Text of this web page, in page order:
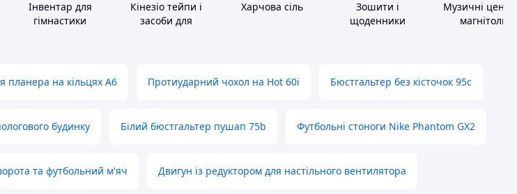
Інвентар для
гімнастики
Кінезіо тейпи і
засоби для
Харчова сіль
Зошити і
щоденники
Музичні
магнітоли
планера на кільцях А6 Протиударний чохол на Hot 60i Бюстгальтер без кісточок 95с
будинку Білий бюстгальтер пушап 75b Футбольні стоноги Nike Phantom GX2
та футбольний м'яч Двигун із редуктором для настільного вентилятора